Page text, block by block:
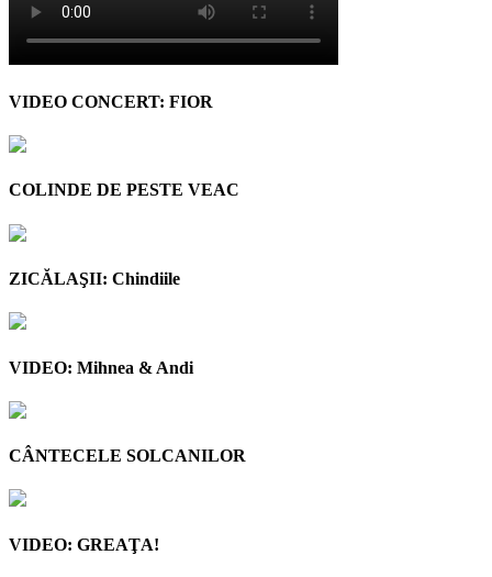
VIDEO CONCERT: FIOR
COLINDE DE PESTE VEAC
ZICĂLAŞII: Chindiile
VIDEO: Mihnea & Andi
CÂNTECELE SOLCANILOR
VIDEO: GREAŢA!